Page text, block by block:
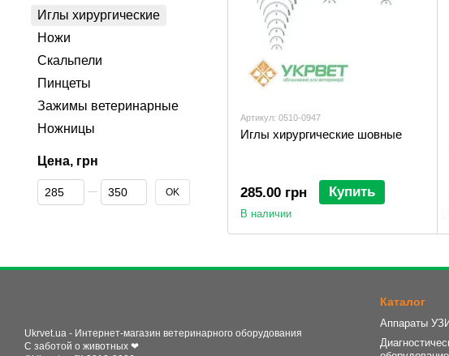
Артикул: 0510-0947
Иглы хирургические шовные
285.00 грн Купить
В наличии
Иглы хирургические
Ножи
Скальпели
Пинцеты
Зажимы ветеринарные
Ножницы
Цена, грн
От Цена, грн
До Цена, грн OK
Ukrvet.ua - Интернет-магазин ветеринарного оборудования
С заботой о животных ❤
Каталог
Аппараты